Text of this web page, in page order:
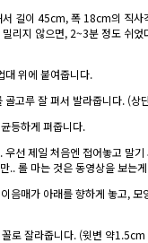
길이 45cm, 폭 18cm의 직사
리지 않으면, 2~3분 정도 쉬었
대 위에 붙여줍니다.
골고루 잘 펴서 발라줍니다. (
등하게 펴줍니다.
우선 제일 처음엔 접어놓고 말
.. 롤 마는 것은 동영상을 보는
음매가 아래를 향하게 놓고, 모
로 잘라줍니다. (윗변 약